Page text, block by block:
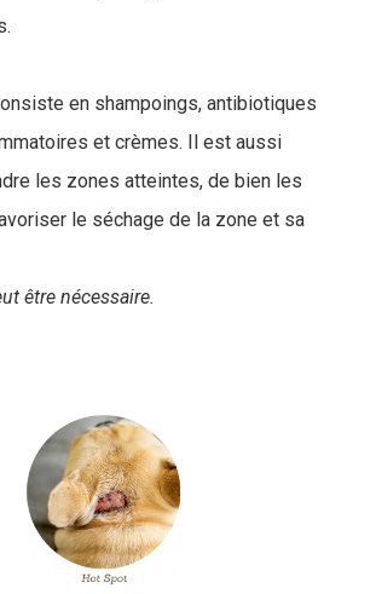
en shampoings, antibiotiques
et crèmes. Il est aussi
les zones atteintes, de bien les
le séchage de la zone et sa
être nécessaire.